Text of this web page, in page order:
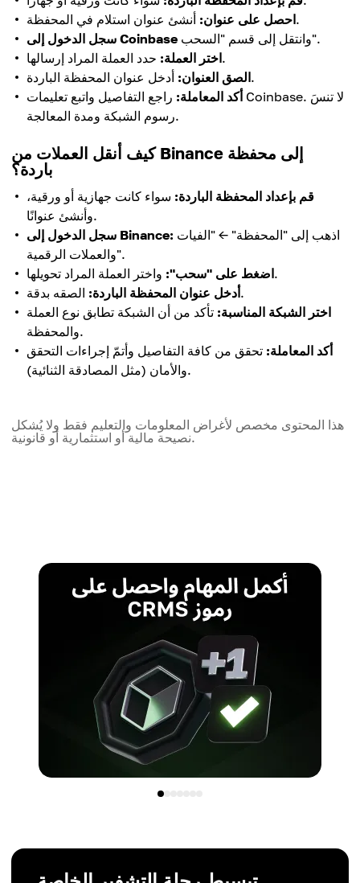
احصل على عنوان:أنشئ عنوان استلام في المحفظة.
سجل الدخول إلى Coinbase
وانتقل إلى قسم "السحب".
اختر العملة:حدد العملة المراد إرسالها.
الصق العنوان:أدخل عنوان المحفظة الباردة.
أكد المعاملة: راجع التفاصيل واتبع تعليمات Coinbase. لا تنسَ
رسوم الشبكة ومدة المعالجة.
كيف أنقل العملات من Binance إلى محفظة
باردة؟
قم بإعداد المحفظة الباردة: سواء كانت جهازية أو ورقية،
وأنشئ عنوانًا.
سجل الدخول إلى Binance:
والعملات الرقمية".
اضغط على "سحب":واختر العملة المراد تحويلها.
أدخل عنوان المحفظة الباردة:الصقه بدقة.
اختر الشبكة المناسبة: تأكد من أن الشبكة تطابق نوع العملة
والمحفظة.
أكد المعاملة: تحقق من كافة التفاصيل وأتمّ إجراءات التحقق
والأمان (مثل المصادقة الثنائية).
هذا المحتوى مخصص لأغراض المعلومات والتعليم فقط ولا يُشكل
نصيحة مالية أو استثمارية أو قانونية.